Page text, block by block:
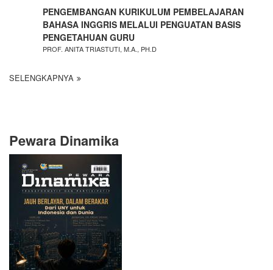
PENGEMBANGAN KURIKULUM PEMBELAJARAN
BAHASA INGGRIS MELALUI PENGUATAN BASIS
PENGETAHUAN GURU
PROF. ANITA TRIASTUTI, M.A., PH.D
SELENGKAPNYA
Pewara Dinamika